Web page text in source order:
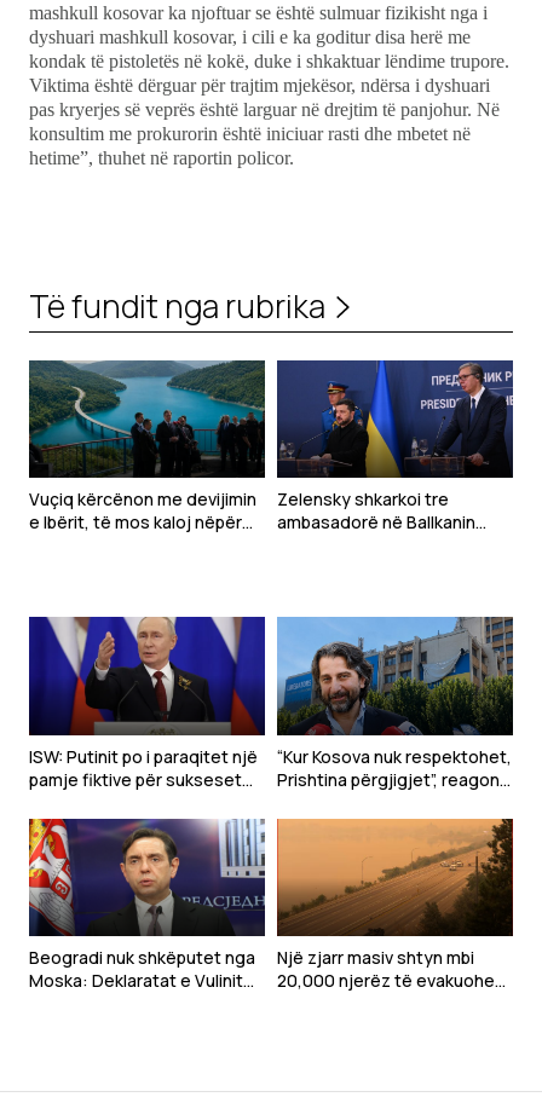
mashkull kosovar ka njoftuar se është sulmuar fizikisht nga i
dyshuari mashkull kosovar, i cili e ka goditur disa herë me
kondak të pistoletës në kokë, duke i shkaktuar lëndime trupore.
Viktima është dërguar për trajtim mjekësor, ndërsa i dyshuari
pas kryerjes së veprës është larguar në drejtim të panjohur. Në
konsultim me prokurorin është iniciuar rasti dhe mbetet në
hetime”, thuhet në raportin policor.
Të fundit nga rubrika
Vuçiq kërcënon me devijimin
e Ibërit, të mos kaloj nëpër
Zelensky shkarkoi tre
ambasadorë në Ballkanin
ISW: Putinit po i paraqitet një
pamje fiktive për sukseset
“Kur Kosova nuk respektohet,
Prishtina përgjigjet”, reagon
Zelenskyt në Beograd
Beogradi nuk shkëputet nga
Moska: Deklaratat e Vulinit
Një zjarr masiv shtyn mbi
20,000 njerëz të evakuohen